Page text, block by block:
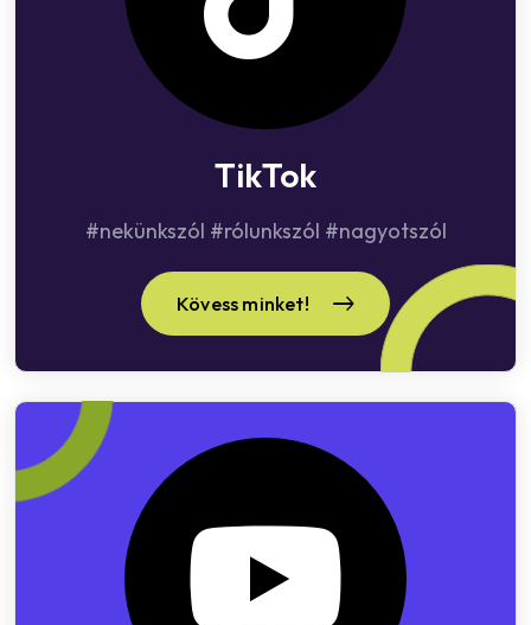
TikTok
#nekünkszól #rólunkszól #nagyotszól
Kövess minket!